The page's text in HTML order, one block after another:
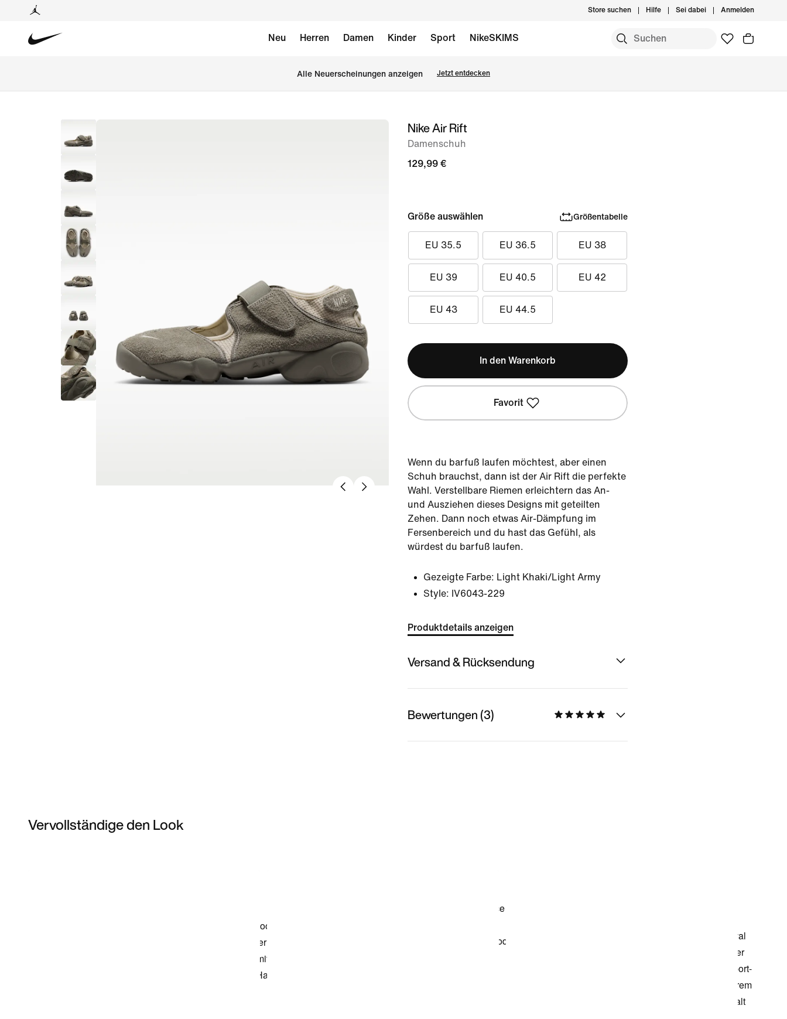
Store suchen Hilfe Sei dabei Anmelden
Neu Herren Damen Kinder Sport NikeSKIMS
Alle Neuerscheinungen anzeigen Jetzt entdecken
Bild 1Nike Air Rift
Damenschuh
129,99 €
Größe auswählen Größentabelle
EU 35.5 EU 36.5 EU 38
EU 39 EU 40.5 EU 42
EU 43 EU 44.5
In den Warenkorb
Favorit
Wenn du barfuß laufen möchtest, aber einen
Schuh brauchst, dann ist der Air Rift die perfekte
Wahl. Verstellbare Riemen erleichtern das An-
und Ausziehen dieses Designs mit geteilten
Zehen. Dann noch etwas Air-Dämpfung im
Fersenbereich und du hast das Gefühl, als
würdest du barfuß laufen.
Gezeigte Farbe: Light Khaki/Light Army
Style: IV6043-229
Produktdetails anzeigen
Versand & Rücksendung
Bewertungen (3)
Vervollständige den Look